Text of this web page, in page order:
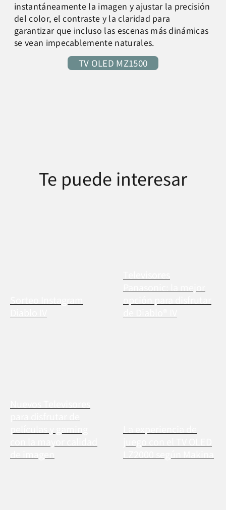
instantáneamente la imagen y ajustar la precisión
del color, el contraste y la claridad para
garantizar que incluso las escenas más dinámicas
se vean impecablemente naturales.
TV OLED MZ1500
Te puede interesar